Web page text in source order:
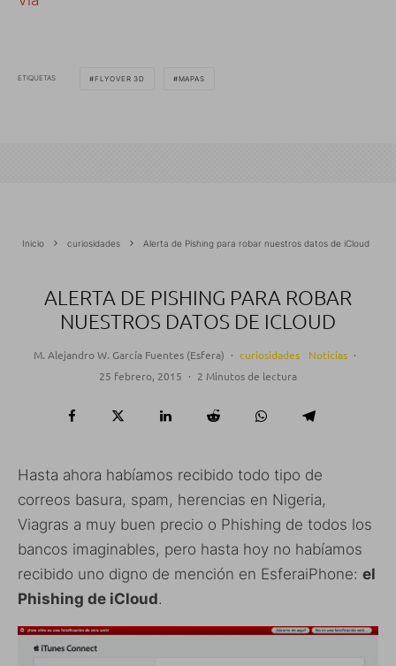
ETIQUETAS FLYOVER 3D MAPAS
Inicio curiosidades Alerta de Pishing para robar nuestros datos de iCloud
ALERTA DE PISHING PARA ROBAR
NUESTROS DATOS DE ICLOUD
M. Alejandro W. García Fuentes (Esfera) · curiosidades Noticias ·
25 febrero, 2015 · 2 Minutos de lectura
Hasta ahora habíamos recibido todo tipo de
correos basura, spam, herencias en Nigeria,
Viagras a muy buen precio o Phishing de todos los
bancos imaginables, pero hasta hoy no habíamos
recibido uno digno de mención en EsferaiPhone: el
Phishing de iCloud.